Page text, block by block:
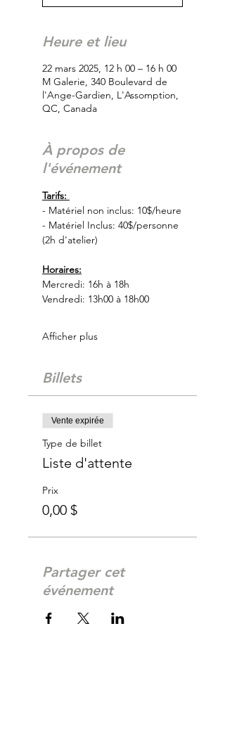
Heure et lieu
22 mars 2025, 12 h 00 – 16 h 00
M Galerie, 340 Boulevard de
l'Ange-Gardien, L'Assomption,
QC, Canada
À propos de
l'événement
Tarifs:
- Matériel non inclus: 10$/heure
- Matériel Inclus: 40$/personne
(2h d'atelier)
Horaires:
Mercredi: 16h à 18h
Vendredi: 13h00 à 18h00
Afficher plus
Billets
Vente expirée
Type de billet
Liste d'attente
Prix
0,00 $
Partager cet
événement